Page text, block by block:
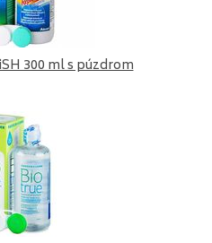
300 ml s púzdrom